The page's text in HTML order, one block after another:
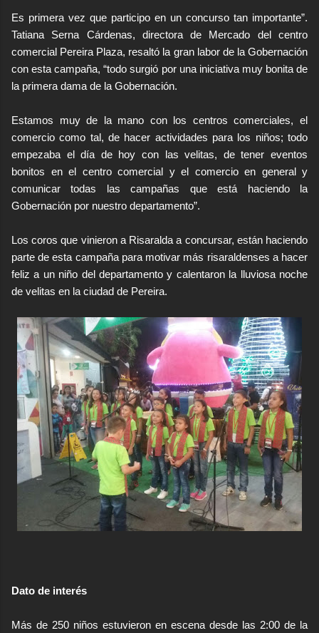
Es primera vez que participo en un concurso tan importante”.
Tatiana Serna Cárdenas, directora de Mercado del centro
comercial Pereira Plaza, resaltó la gran labor de la Gobernación
con esta campaña, “todo surgió por una iniciativa muy bonita de
la primera dama de la Gobernación.
Estamos muy de la mano con los centros comerciales, el
comercio como tal, de hacer actividades para los niños; todo
empezaba el día de hoy con las velitas, de tener eventos
bonitos en el centro comercial y el comercio en general y
comunicar todas las campañas que está haciendo la
Gobernación por nuestro departamento”.
Los coros que vinieron a Risaralda a concursar, están haciendo
parte de esta campaña para motivar más risaraldenses a hacer
feliz a un niño del departamento y calentaron la lluviosa noche
de velitas en la ciudad de Pereira.
Dato de interés
Más de 250 niños estuvieron en escena desde las 2:00 de la
economictvpereiraat livestream.com